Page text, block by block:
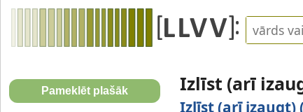
Izlīst (arī
Izlīst (arī izaugt)
Pameklēt plašāk